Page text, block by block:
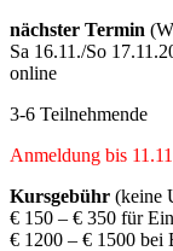
nächster Termin
Sa 16.11./So
online
3-6 Teilnehmende
Anmeldung bis
Kursgebühr (keine
€ 150 – € 350 für
€ 1200 – € 1500 bei